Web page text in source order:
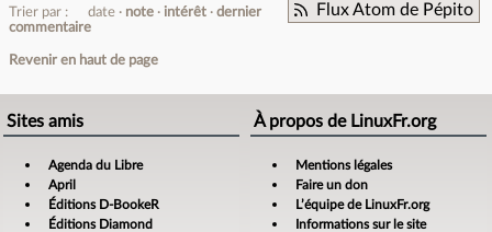
Flux Atom de Pépito
Trier par : date note intérêt
dernier
commentaire
Revenir en haut de page
Sites amis
Agenda du Libre
April
Éditions D-BookeR
Éditions Diamond
À propos de LinuxFr.org
Mentions légales
Faire un don
L’équipe de LinuxFr.org
Informations sur le site